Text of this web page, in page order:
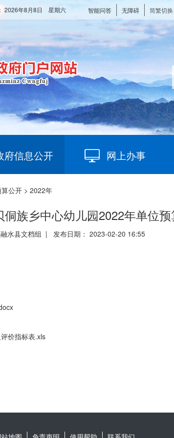
智能问答 无障碍 简繁切换
2026年8月8日 星期六
府信息公开 网上办事
公开 > 2022年
族乡中心幼儿园2022年单位
水县文档组 | 发布日期： 2023-02-20 16:55
价指标表.xls